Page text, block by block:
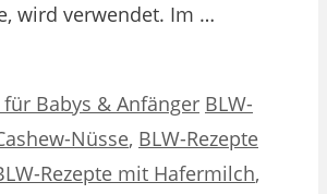
wird verwendet. Im …
für Babys & Anfänger Schlagwörter
BLW-
Nüsse, BLW-Rezepte
Rezepte mit Hafermilch,